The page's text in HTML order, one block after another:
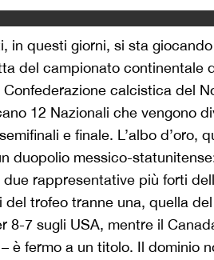
in questi giorni, si sta
del campionato continentale
Confederazione calcistica del
12 Nazionali che vengono
e finale. L’albo d’oro,
duopolio messico-
rappresentative più forti
del trofeo tranne una, quella
8-7 sugli USA, mentre il
è fermo a un titolo. Il dominio